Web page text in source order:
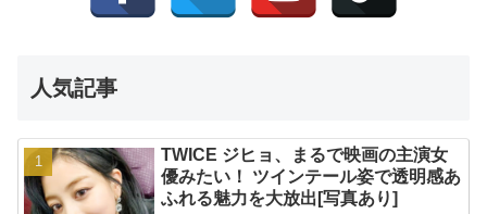
人気記事
TWICE ジヒョ、まるで映画の主演女
優みたい！ ツインテール姿で透明感あ
ふれる魅力を大放出[写真あり]